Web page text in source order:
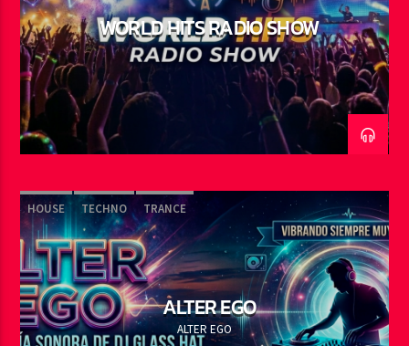
WORLD HITS RADIO SHOW
HOUSE TECHNO TRANCE
ALTER EGO
ALTER EGO